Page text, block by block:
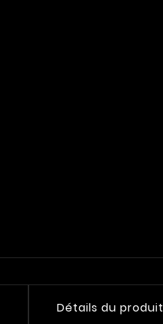
Détails du produit